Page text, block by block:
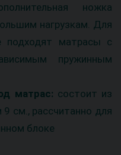
ножка
нагрузкам. Для
подходят матрасы с
пружинным
матрас: состоит из
см., рассчитанно для
блоке